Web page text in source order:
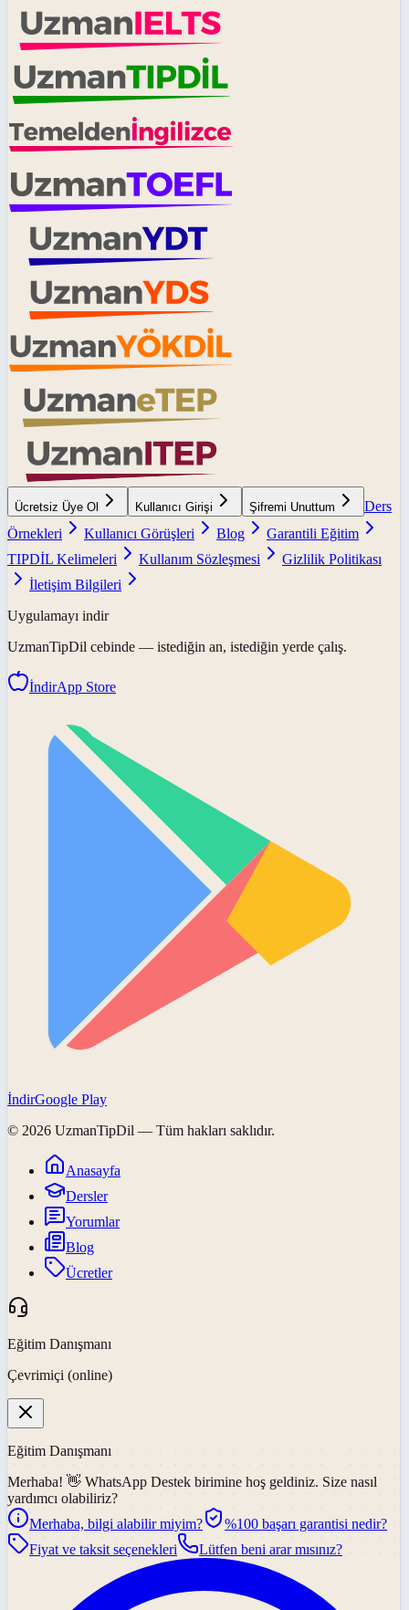
Ücretsiz Üye Ol Kullanıcı Girişi Şifremi Unuttum
Ders
Örnekleri
Kullanıcı Görüşleri Blog
Garantili Eğitim
TIPDİL Kelimeleri
Kullanım Sözleşmesi
Gizlilik Politikası
İletişim Bilgileri
Uygulamayı indir
UzmanTipDil cebinde — istediğin an, istediğin yerde çalış.
İndirApp Store
İndirGoogle Play
© 2026 UzmanTipDil — Tüm hakları saklıdır.
Anasayfa
Dersler
Yorumlar
Blog
Ücretler
Eğitim Danışmanı
Çevrimiçi (online)
Eğitim Danışmanı
Merhaba! 👋 WhatsApp Destek birimine hoş geldiniz. Size nasıl
yardımcı olabiliriz?
Merhaba, bilgi alabilir miyim?
%100 başarı garantisi nedir?
Fiyat ve taksit seçenekleri
Lütfen beni arar mısınız?